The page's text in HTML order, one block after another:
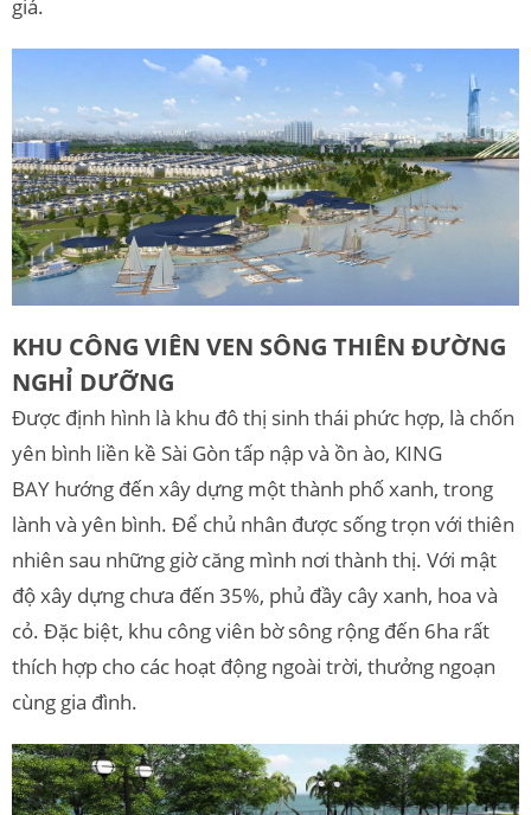
giá.
KHU CÔNG VIÊN VEN SÔNG THIÊN ĐƯỜNG
NGHỈ DƯỠNG
Được định hình là khu đô thị sinh thái phức hợp, là chốn
yên bình liền kề Sài Gòn tấp nập và ồn ào, KING
BAY hướng đến xây dựng một thành phố xanh, trong
lành và yên bình. Để chủ nhân được sống trọn với thiên
nhiên sau những giờ căng mình nơi thành thị. Với mật
độ xây dựng chưa đến 35%, phủ đầy cây xanh, hoa và
cỏ. Đặc biệt, khu công viên bờ sông rộng đến 6ha rất
thích hợp cho các hoạt động ngoài trời, thưởng ngoạn
cùng gia đình.